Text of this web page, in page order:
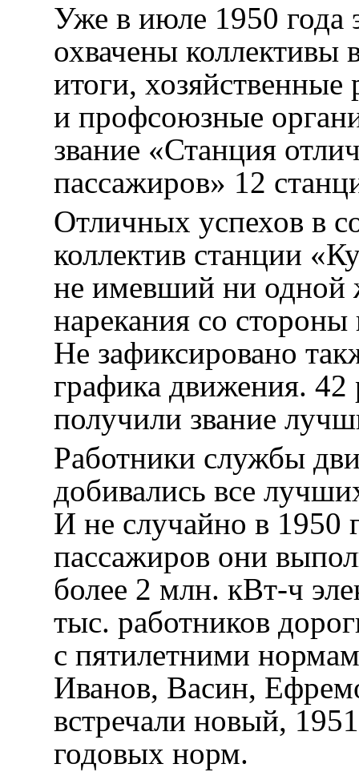
Уже в июле 1950
охвачены коллективы
итоги,
и профсоюзные
звание «Станция
пассажиров» 12
Отличных успехов в
коллектив станции
не имевший ни одной
нарекания со
Не зафиксировано
графика движения. 42
получили звание
Работники службы
добивались все
И не случайно в 1950
пассажиров они
более 2 млн. кВт-ч
тыс. работников
с пятилетними
Иванов, Васин,
встречали новый,
годовых норм.